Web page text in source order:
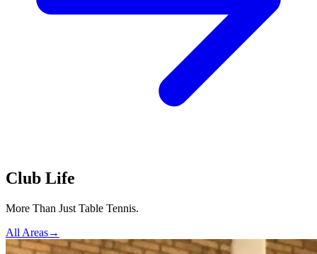
Club Life
More Than Just Table Tennis.
All Areas→